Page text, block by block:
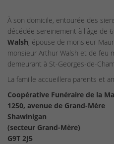
À son domicile, entourée des
décédée sereinement à l'âge de
Walsh, épouse de monsieur
monsieur Arthur Walsh et de feu
demeurant à St-Georges-de-
La famille accueillera parents et
Coopérative Funéraire de la
1250, avenue de Grand-Mère
Shawinigan
(secteur Grand-Mère)
G9T 2J5